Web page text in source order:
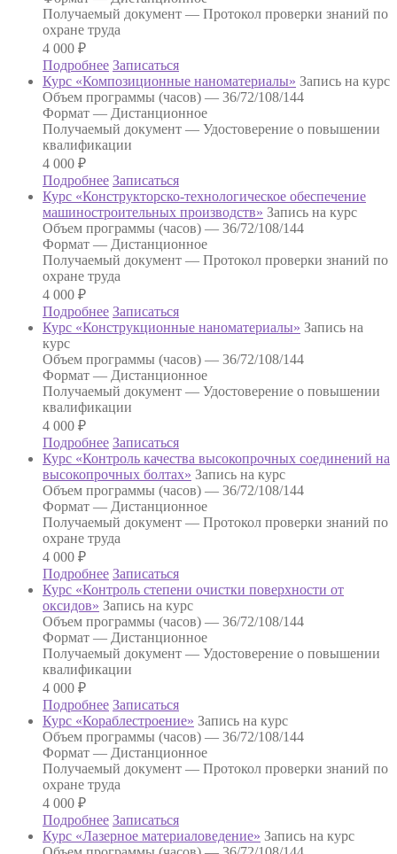
Получаемый документ — Протокол проверки знаний по
охране труда
4 000 ₽
Подробнее Записаться
Курс «Композиционные наноматериалы» Запись на курс
Объем программы (часов) — 36/72/108/144
Формат — Дистанционное
Получаемый документ — Удостоверение о повышении
квалификации
4 000 ₽
Подробнее Записаться
Курс «Конструкторско-технологическое обеспечение
машиностроительных производств» Запись на курс
Объем программы (часов) — 36/72/108/144
Формат — Дистанционное
Получаемый документ — Протокол проверки знаний по
охране труда
4 000 ₽
Подробнее Записаться
Курс «Конструкционные наноматериалы» Запись на
курс
Объем программы (часов) — 36/72/108/144
Формат — Дистанционное
Получаемый документ — Удостоверение о повышении
квалификации
4 000 ₽
Подробнее Записаться
Курс «Контроль качества высокопрочных соединений на
высокопрочных болтах» Запись на курс
Объем программы (часов) — 36/72/108/144
Формат — Дистанционное
Получаемый документ — Протокол проверки знаний по
охране труда
4 000 ₽
Подробнее Записаться
Курс «Контроль степени очистки поверхности от
оксидов» Запись на курс
Объем программы (часов) — 36/72/108/144
Формат — Дистанционное
Получаемый документ — Удостоверение о повышении
квалификации
4 000 ₽
Подробнее Записаться
Курс «Кораблестроение» Запись на курс
Объем программы (часов) — 36/72/108/144
Формат — Дистанционное
Получаемый документ — Протокол проверки знаний по
охране труда
4 000 ₽
Подробнее Записаться
Курс «Лазерное материаловедение» Запись на курс